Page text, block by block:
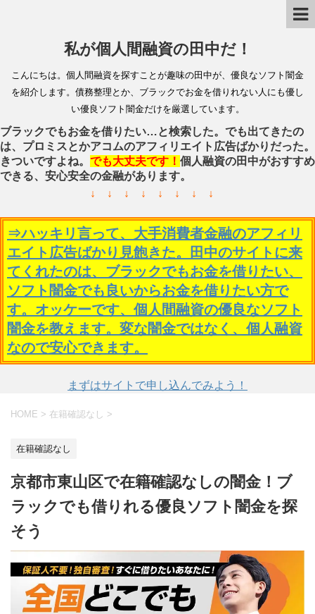
私が個人間融資の田中だ！
こんにちは。個人間融資を探すことが趣味の田中が、優良なソフト闇金
を紹介します。債務整理とか、ブラックでお金を借りれない人にも優し
い優良ソフト闇金だけを厳選しています。
ブラックでもお金を借りたい…と検索した。でも出てきたの
は、プロミスとかアコムのアフィリエイト広告ばかりだった。
きついですよね。 でも大丈夫です！ 個人融資の田中がおすすめ
できる、安心安全の金融があります。
↓ ↓ ↓ ↓ ↓ ↓ ↓ ↓
⇒ハッキリ言って、大手消費者金融のアフィリ
エイト広告ばかり見飽きた。田中のサイトに来
てくれたのは、ブラックでもお金を借りたい、
ソフト闇金でも良いからお金を借りたい方で
す。オッケーです、個人間融資の優良なソフト
闇金を教えます。変な闇金ではなく、個人融資
なので安心できます。
まずはサイトで申し込んでみよう！
HOME > 在籍確認なし >
在籍確認なし
京都市東山区で在籍確認なしの闇金！ブ
ラックでも借りれる優良ソフト闇金を探
そう